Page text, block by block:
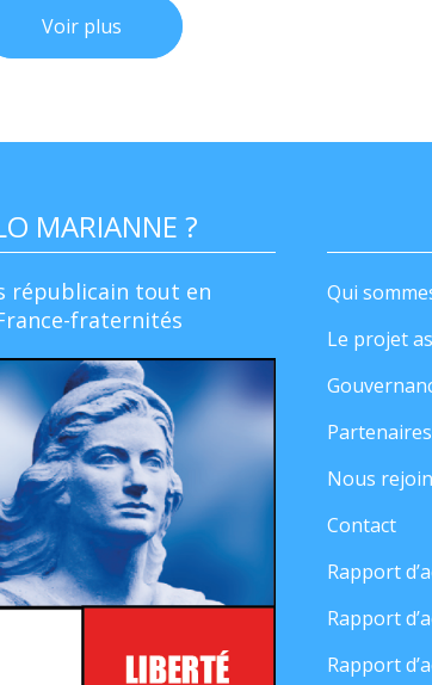
Voir plus
MARIANNE ?
républicain tout en
fraternités
Qui
Le projet
Partenaires
Nous
Contact
Rapport
Rapport
Rapport